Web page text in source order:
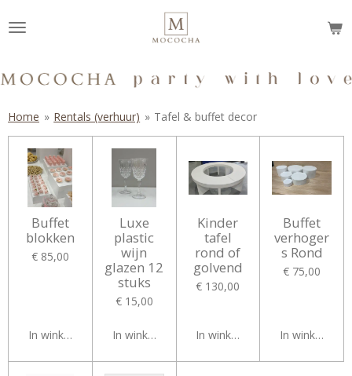
direct
hoofdinhoud
Home » Rentals (verhuur) » Tafel & buffet decor
Buffet
blokken
€ 85,00
In winkelwagen
Luxe
plastic
wijn
glazen 12
stuks
€ 15,00
In winkelwagen
Kinder
tafel
rond of
golvend
€ 130,00
In winkelwagen
Buffet
verhoger
s Rond
€ 75,00
In